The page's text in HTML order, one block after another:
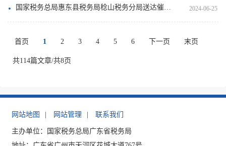
国家税务总局惠东县税务局稔山税务分局送达催告书的公告 2024-06-25
首页 1 2 3 4 5 6 下一页 末页
共114篇文章/共8页
网站地图 网站管理 联系我们
主办单位：国家税务总局广东省税务局